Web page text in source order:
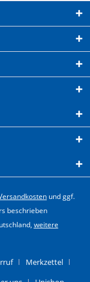
und ggf.
beschrieben
weitere
Merkzettel